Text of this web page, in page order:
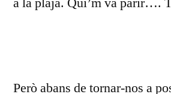
Però abans de tornar-nos a